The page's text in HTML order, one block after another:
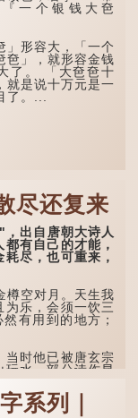
一个银钱大夿
形​​容大，「一个
夿」，就形容金钱
了。 「大夿夿十
就是说十万元是一
了。...
尽还复来
出自唐朝大诗人
有自己的才能，
尽，也可重来，
空对月。天生我
乐，会须一饮三
有用到的地方；
时他已被唐玄宗
水，部分诗作显
系列｜